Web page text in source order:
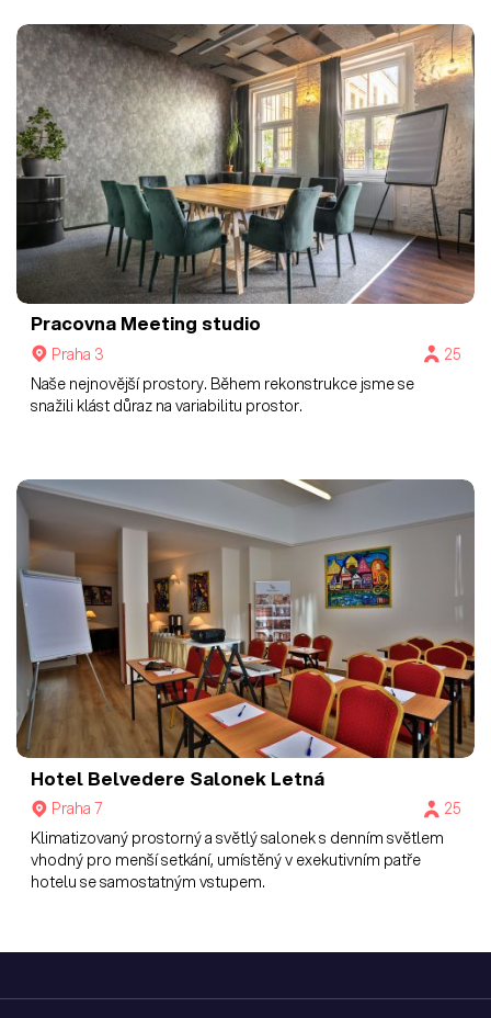
Pracovna Meeting studio
Praha 3
25
Naše nejnovější prostory. Během rekonstrukce jsme se
snažili klást důraz na variabilitu prostor.
Hotel Belvedere Salonek Letná
Praha 7
25
Klimatizovaný prostorný a světlý salonek s denním světlem
vhodný pro menší setkání, umístěný v exekutivním patře
hotelu se samostatným vstupem.